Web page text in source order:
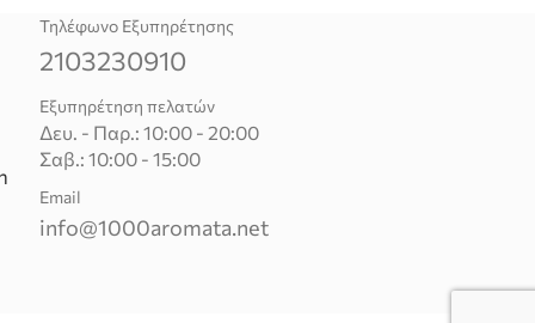
Τηλέφωνο Εξυπηρέτησης
2103230910
Εξυπηρέτηση πελατών
Δευ. - Παρ.: 10:00 - 20:00
Σαβ.: 10:00 - 15:00
Email
info@1000aromata.net